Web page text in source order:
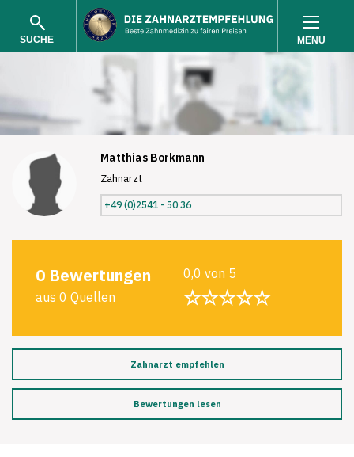
SUCHE
SUCHEN
MENU
Matthias Borkmann
Zahnarzt
+49 (0)2541 - 50 36
0 Bewertungen
aus 0 Quellen
0,0 von 5
☆☆☆☆☆
Zahnarzt empfehlen
Bewertungen lesen